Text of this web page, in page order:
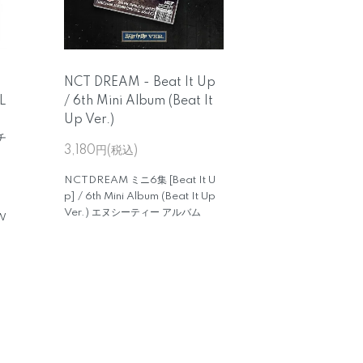
NCT DREAM - Beat It Up
/ 6th Mini Album (Beat It
Up Ver.)
3,180円(税込)
NCTDREAM ミニ6集 [Beat It U
p] / 6th Mini Album (Beat It Up
Ver.) エヌシーティー アルバム